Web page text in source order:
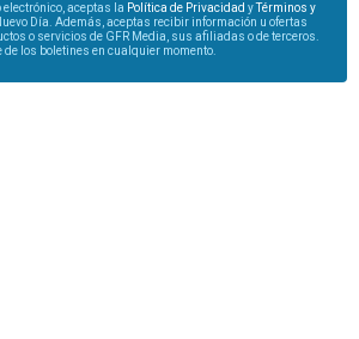
electrónico, aceptas la Política de Privacidad y
Términos y
Día. Además, aceptas recibir información u ofertas
o servicios de GFR Media, sus afiliadas o de terceros.
de los boletines en cualquier momento.